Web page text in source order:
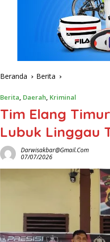
Beranda Berita
Berita, Daerah, Kriminal
Tim Elang
Lubuk Linggau
Darwisakbar@gmail.com
07/07/2026